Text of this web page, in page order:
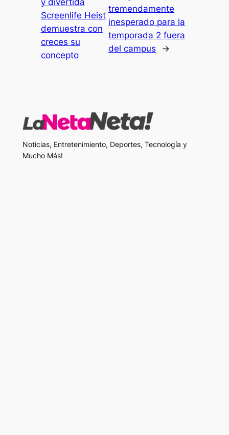
Screenlife Heist
demuestra con
creces su
concepto
tremendamente
inesperado para la
temporada 2 fuera
del campus
→
Noticias, Entretenimiento, Deportes, Tecnología y
Mucho Más!